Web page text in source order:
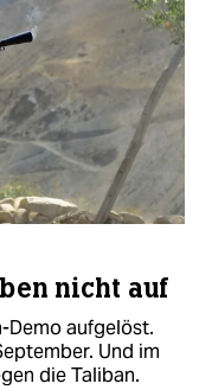
nicht auf
Demo aufgelöst.
Und im
die Taliban.